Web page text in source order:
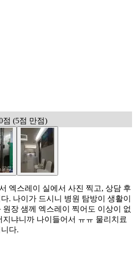
점 (5점 만점)
엑스레이 실에서 사진 찍고, 상담 후
. 나이가 드시니 병원 탐방이 생활이
원장 샘께 엑스레이 찍어도 이상이 없
지냐니까 나이들어서 ㅠㅠ 물리치료
다.